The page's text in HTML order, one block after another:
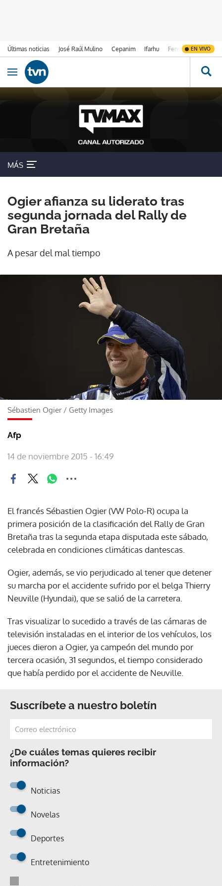
Últimas noticias José Raúl Mulino Cepanim Ifarhu Fenómeno de El
EN VIVO
Ir al contenido
Obrir navegació
MÁS
Ogier afianza su liderato tras
segunda jornada del Rally de
Gran Bretaña
A pesar del mal tiempo
Sébastien Ogier/ Getty Images
Afp
14 de noviembre 2015 - 16:49
El francés Sébastien Ogier (VW Polo-R) ocupa la
primera posición de la clasificación del Rally de Gran
Bretaña tras la segunda etapa disputada este sábado,
celebrada en condiciones climáticas dantescas.
Ogier, además, se vio perjudicado al tener que detener
su marcha por el accidente sufrido por el belga Thierry
Neuville (Hyundai), que se salió de la carretera.
Tras visualizar lo sucedido a través de las cámaras de
televisión instaladas en el interior de los vehículos, los
jueces dieron a Ogier, ya campeón del mundo por
tercera ocasión, 31 segundos, el tiempo considerado
que había perdido por el accidente de Neuville.
Suscríbete a nuestro boletín
¿De cuáles temas quieres recibir
información?
Noticias
Novelas
Deportes
Entretenimiento